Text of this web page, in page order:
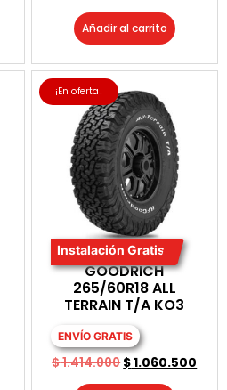
Añadir al carrito
¡En oferta!
Instalación Gratis
LLANTA BF
GOODRICH
265/60R18 ALL
TERRAIN T/A KO3
ENVÍO GRATIS
$1.414.000$1.060.500